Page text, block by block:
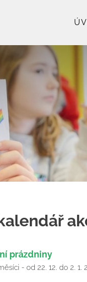
prázdniny
- od 22. 12. do 2. 1.